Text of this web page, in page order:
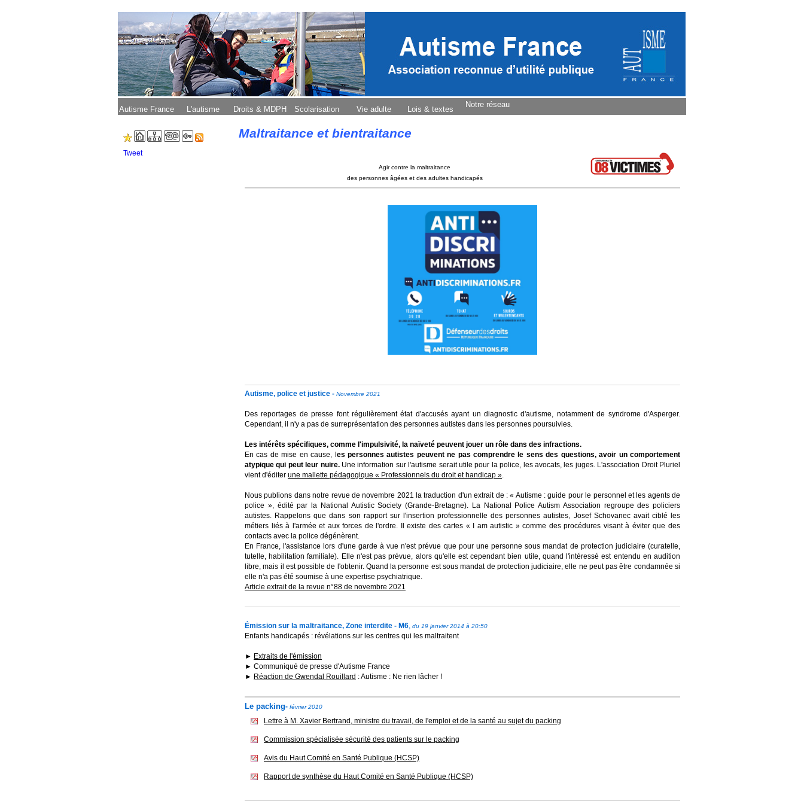
Autisme France L'autisme Droits & MDPH Scolarisation Vie adulte Lois & textes
Notre réseau
Tweet
Maltraitance et bientraitance
Agir contre la maltraitance
des personnes âgées et des adultes handicapés
Autisme, police et justice - Novembre 2021
Des reportages de presse font régulièrement état d'accusés ayant un diagnostic d'autisme, notamment de syndrome d'Asperger.
Cependant, il n'y a pas de surreprésentation des personnes autistes dans les personnes poursuivies.
Les intérêts spécifiques, comme l'impulsivité, la naïveté peuvent jouer un rôle dans des infractions.
En cas de mise en cause, l es personnes autistes peuvent ne pas comprendre le sens des questions, avoir un comportement
atypique qui peut leur nuire.Une information sur l'autisme serait utile pour la police, les avocats, les juges. L'association Droit Pluriel
vient d'éditer une mallette pédagogique « Professionnels du droit et handicap ».
Nous publions dans notre revue de novembre 2021 la traduction d'un extrait de : « Autisme : guide pour le personnel et les agents de
police », édité par la National Autistic Society (Grande-Bretagne). La National Police Autism Association regroupe des policiers
autistes. Rappelons que dans son rapport sur l'insertion professionnelle des personnes autistes, Josef Schovanec avait ciblé les
métiers liés à l'armée et aux forces de l'ordre. Il existe des cartes « I am autistic » comme des procédures visant à éviter que des
contacts avec la police dégénèrent.
En France, l'assistance lors d'une garde à vue n'est prévue que pour une personne sous mandat de protection judiciaire (curatelle,
tutelle, habilitation familiale). Elle n'est pas prévue, alors qu'elle est cependant bien utile, quand l'intéressé est entendu en audition
libre, mais il est possible de l'obtenir. Quand la personne est sous mandat de protection judiciaire, elle ne peut pas être condamnée si
elle n'a pas été soumise à une expertise psychiatrique.
Article extrait de la revue n°88 de novembre 2021
Émission sur la maltraitance, Zone interdite - M6, du 19 janvier 2014 à 20:50
Enfants handicapés : révélations sur les centres qui les maltraitent
► Extraits de l'émission
► Communiqué de presse d'Autisme France
► Réaction de Gwendal Rouillard : Autisme : Ne rien lâcher !
Le packing- février 2010
Lettre à M. Xavier Bertrand, ministre du travail, de l'emploi et de la santé au sujet du packing
Commission spécialisée sécurité des patients sur le packing
Avis du Haut Comité en Santé Publique (HCSP)
Rapport de synthèse du Haut Comité en Santé Publique (HCSP)